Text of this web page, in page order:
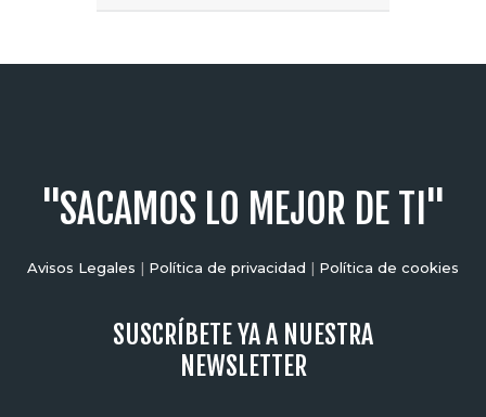
"SACAMOS LO MEJOR DE TI"
Avisos Legales | Política de privacidad | Política de cookies
SUSCRÍBETE YA A NUESTRA
NEWSLETTER